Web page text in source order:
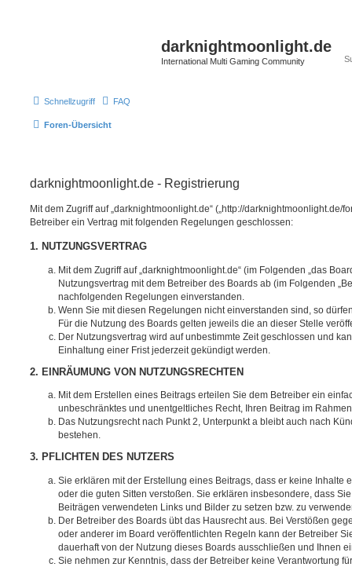
darknightmoonlight.de
International Multi Gaming Community
Schnellzugriff FAQ
Foren-Übersicht
darknightmoonlight.de - Registrierung
Mit dem Zugriff auf „darknightmoonlight.de“ („http://darknightmoonlight.de/
Betreiber ein Vertrag mit folgenden Regelungen geschlossen:
1. NUTZUNGSVERTRAG
Mit dem Zugriff auf „darknightmoonlight.de“ (im Folgenden „das
Nutzungsvertrag mit dem Betreiber des Boards ab (im Folgenden
nachfolgenden Regelungen einverstanden.
Wenn Sie mit diesen Regelungen nicht einverstanden sind, so
Für die Nutzung des Boards gelten jeweils die an dieser Stelle
Der Nutzungsvertrag wird auf unbestimmte Zeit geschlossen und
Einhaltung einer Frist jederzeit gekündigt werden.
2. EINRÄUMUNG VON NUTZUNGSRECHTEN
Mit dem Erstellen eines Beitrags erteilen Sie dem Betreiber ein
unbeschränktes und unentgeltliches Recht, Ihren Beitrag im
Das Nutzungsrecht nach Punkt 2, Unterpunkt a bleibt auch nach
bestehen.
3. PFLICHTEN DES NUTZERS
Sie erklären mit der Erstellung eines Beitrags, dass er keine Inhalte
oder die guten Sitten verstoßen. Sie erklären insbesondere, dass
Beiträgen verwendeten Links und Bilder zu setzen bzw. zu
Der Betreiber des Boards übt das Hausrecht aus. Bei Verstößen
oder anderer im Board veröffentlichten Regeln kann der Betreiber
dauerhaft von der Nutzung dieses Boards ausschließen und Ihnen
Sie nehmen zur Kenntnis, dass der Betreiber keine Verantwortung